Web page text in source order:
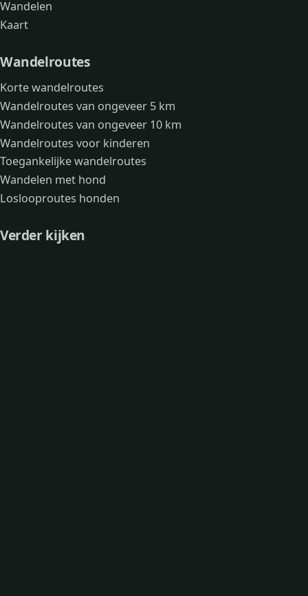
Wandelen
Kaart
Wandelroutes
Korte wandelroutes
Wandelroutes van ongeveer 5 km
Wandelroutes van ongeveer 10 km
Wandelroutes voor kinderen
Toegankelijke wandelroutes
Wandelen met hond
Loslooproutes honden
Verder kijken